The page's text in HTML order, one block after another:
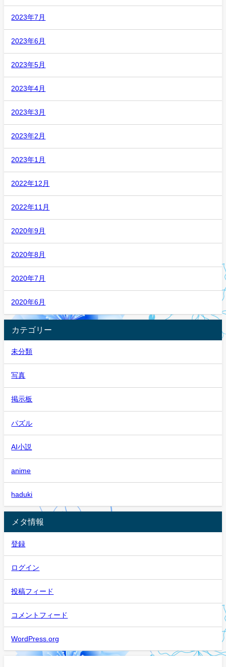
2023年7月
2023年6月
2023年5月
2023年4月
2023年3月
2023年2月
2023年1月
2022年12月
2022年11月
2020年9月
2020年8月
2020年7月
2020年6月
カテゴリー
未分類
写真
掲示板
パズル
AI小説
anime
haduki
メタ情報
登録
ログイン
投稿フィード
コメントフィード
WordPress.org